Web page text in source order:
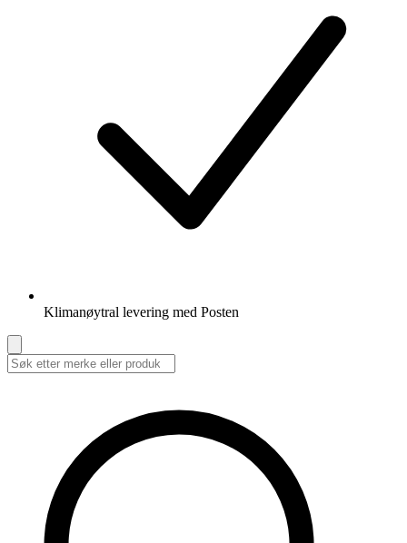
Klimanøytral levering med Posten